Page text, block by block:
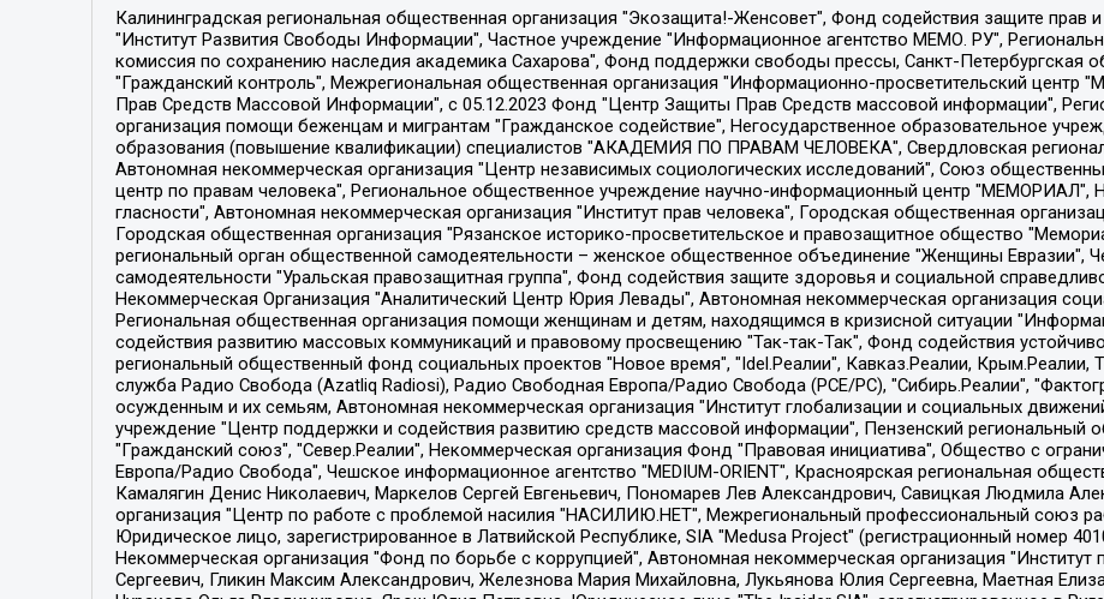
Калининградская региональная общественная организация "Экозащита!-Женсовет", Фонд содействия защите прав и свобод граждан "Общественный вердикт", Фонд "Институт Развития Свободы Информации", Частное учреждение "Информационное агентство МЕМО. РУ", Региональная общественная организация "Общественная комиссия по сохранению наследия академика Сахарова", Фонд поддержки свободы прессы, Санкт-Петербургская общественная правозащитная организация "Гражданский контроль", Межрегиональная общественная организация "Информационно-просветительский центр "Мемориал", Региональный Фонд "Центр Защиты Прав Средств Массовой Информации", с 05.12.2023 Фонд "Центр Защиты Прав Средств массовой информации", Региональная общественная благотворительная организация помощи беженцам и мигрантам "Гражданское содействие", Негосударственное образовательное учреждение дополнительного профессионального образования (повышение квалификации) специалистов "АКАДЕМИЯ ПО ПРАВАМ ЧЕЛОВЕКА", Свердловская региональная общественная организация "Сутяжник", Автономная некоммерческая организация "Центр независимых социологических исследований", Союз общественных объединений "Российский исследовательский центр по правам человека", Региональное общественное учреждение научно-информационный центр "МЕМОРИАЛ", Некоммерческая организация "Фонд защиты гласности", Автономная некоммерческая организация "Институт прав человека", Городская общественная организация "Екатеринбургское общество "МЕМОРИАЛ", Городская общественная организация "Рязанское историко-просветительское и правозащитное общество "Мемориал" (Рязанский Мемориал), Челябинский региональный орган общественной самодеятельности – женское общественное объединение "Женщины Евразии", Челябинский региональный орган общественной самодеятельности "Уральская правозащитная группа", Фонд содействия защите здоровья и социальной справедливости имени Андрея Рылькова, Автономная Некоммерческая Организация "Аналитический Центр Юрия Левады", Автономная некоммерческая организация социальной поддержки населения "Проект Апрель", Региональная общественная организация помощи женщинам и детям, находящимся в кризисной ситуации "Информационно-методический центр "Анна", Фонд содействия развитию массовых коммуникаций и правовому просвещению "Так-так-Так", Фонд содействия устойчивому развитию "Серебряная тайга", Свердловский региональный общественный фонд социальных проектов "Новое время", "Idel.Реалии", Кавказ.Реалии, Крым.Реалии, Телеканал Настоящее Время, Татаро-башкирская служба Радио Свобода (Azatliq Radiosi), Радио Свободная Европа/Радио Свобода (PCE/PC), "Сибирь.Реалии", "Фактограф", Благотворительный фонд помощи осужденным и их семьям, Автономная некоммерческая организация "Институт глобализации и социальных движений", Фонд "В защиту прав заключенных", Частное учреждение "Центр поддержки и содействия развитию средств массовой информации", Пензенский региональный общественный благотворительный фонд "Гражданский союз", "Север.Реалии", Некоммерческая организация Фонд "Правовая инициатива", Общество с ограниченной ответственностью "Радио Свободная Европа/Радио Свобода", Чешское информационное агентство "MEDIUM-ORIENT", Красноярская региональная общественная организация "Мы против СПИДа", Камалягин Денис Николаевич, Маркелов Сергей Евгеньевич, Пономарев Лев Александрович, Савицкая Людмила Алексеевна, Автономная некоммерческая организация "Центр по работе с проблемой насилия "НАСИЛИЮ.НЕТ", Межрегиональный профессиональный союз работников здравоохранения "Альянс врачей", Юридическое лицо, зарегистрированное в Латвийской Республике, SIA "Medusa Project" (регистрационный номер 40103797863, дата регистрации 10.06.2014), Некоммерческая организация "Фонд по борьбе с коррупцией", Автономная некоммерческая организация "Институт права и публичной политики", Баданин Роман Сергеевич, Гликин Максим Александрович, Железнова Мария Михайловна, Лукьянова Юлия Сергеевна, Маетная Елизавета Витальевна, Маняхин Петр Борисович, Чуракова Ольга Владимировна, Ярош Юлия Петровна, Юридическое лицо "The Insider SIA", зарегистрированное в Риге, Латвийская Республика (дата регистрации 26.06.2015), являющееся администратором доменного имени интернет-издания "The Insider SIA", https://theins.ru, Постернак Алексей Евгеньевич, Рубин Михаил Аркадьевич, Анин Роман Александрович, Юридическое лицо Istories fonds, зарегистрированное в Латвийской Республике (регистрационный номер 50008295751, дата регистрации 24.02.2020), Великовский Дмитрий Александрович, Долинина Ирина Николаевна, Мароховская Алеся Алексеевна, Шлейнов Роман Юрьевич, Шмагун Олеся Валентиновна, Общество с ограниченной ответственностью "Альтаир 2021", Общество с ограниченной ответственностью "Вега 2021", Общество с ограниченной ответственностью "Главный редактор 2021", Общество с ограниченной ответственностью "Ромашки монолит", Важенков Артем Валерьевич, Ивановская областная общественная организация "Центр гендерных исследований", Гурман Юрий Альбертович, Медиапроект "ОВД-Инфо", Егоров Владимир Владимирович, Жилинский Владимир Александрович, Общество с ограниченной ответственностью "ЗП", Иванова София Юрьевна, Карезина Инна Павловна, Кильтау Екатерина Викторовна, Петров Алексей Викторович, Пискунов Сергей Евгеньевич, Смирнов Сергей Сергеевич, Тихонов Михаил Сергеевич, Общество с ограниченной ответственностью "ЖУРНАЛИСТ-ИНОСТРАННЫЙ АГЕНТ", Арапова Галина Юрьевна, Вольтская Татьяна Анатольевна, Американская компания "Mason G.E.S. Anonymous Foundation" (США), являющаяся владельцем интернет-издания https://mnews.world/, Компания "Stichting Bellingcat", зарегистрированная в Нидерландах (дата регистрации 11.07.2018), Захаров Андрей Вячеславович, Клепиковская Екатерина Дмитриевна, Общество с ограниченной ответственностью "МЕМО", Перл Роман Александрович, Симонов Евгений Алексеевич, Соловьева Елена Анатольевна, Сотников Даниил Владимирович, Сурначева Елизавета Дмитриевна, Автономная некоммерческая организация по защите прав человека и информированию населения "Якутия – Наше Мнение", Общество с ограниченной ответственностью "Москоу диджитал медиа", с 26.01.2023 Общество с ограниченной ответственностью "Чайка Белые сады", Ветошкина Валерия Валерьевна, Заговора Максим Александрович, Межрегиональное общественное движение "Российская ЛГБТ - сеть", Оленичев Максим Владимирович, Павлов Иван Юрьевич, Скворцова Елена Сергеевна, Общество с ограниченной ответственностью "Как бы инагент", Кочетков Игорь Викторович, Общество с ограниченной ответственностью "Честные выборы", Еланчик Олег Александрович, Общество с ограниченной ответственностью "Нобелевский призыв", Гималова Регина Эмилевна, Григорьев Андрей Валерьевич, Григорьева Алина Александровна, Ассоциация по содействию защите прав призывников, альтернативнослужащих и военнослужащих "Правозащитная группа "Гражданин.Армия.Право", Хисамова Регина Фаритовна, Автономная некоммерческая организация по реализации социально-правовых программ "Лилит", Дальневосточное общественное движение "Маяк", Санкт-Петербургская